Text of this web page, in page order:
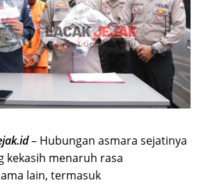
– Hubungan asmara sejatinya
kekasih menaruh rasa
lain, termasuk